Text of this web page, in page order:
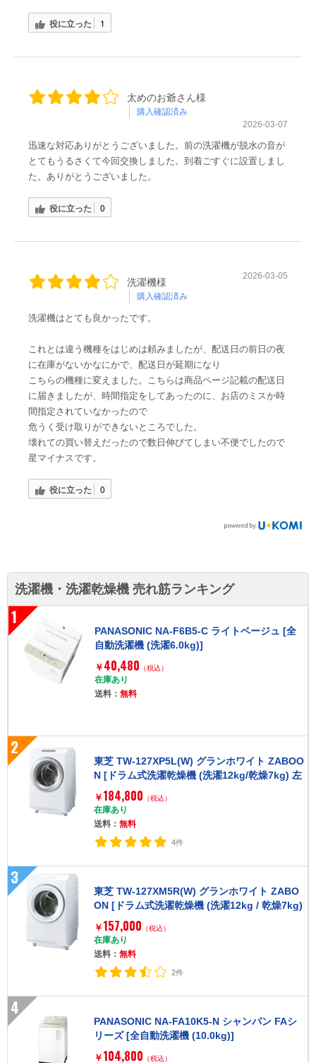
役に立った 1
太めのお爺さん様
購入確認済み
2026-03-07
迅速な対応ありがとうございました。前の洗濯機が脱水の音が
とてもうるさくて今回交換しました。到着ごすぐに設置しまし
た。ありがとうございました。
役に立った 0
洗濯機様
購入確認済み
2026-03-05
洗濯機はとても良かったです。
これとは違う機種をはじめは頼みましたが、配送日の前日の夜
に在庫がないかなにかで、配送日が延期になり
こちらの機種に変えました。こちらは商品ページ記載の配送日
に届きましたが、時間指定をしてあったのに、お店のミスか時
間指定されていなかったので
危うく受け取りができないところでした。
壊れての買い替えだったので数日伸びてしまい不便でしたので
星マイナスです。
役に立った 0
洗濯機・洗濯乾燥機 売れ筋ランキング
1
PANASONIC NA-F6B5-C ライトベージュ [全
自動洗濯機 (洗濯6.0kg)]
￥ 40,480 （税込）
在庫あり
送料：無料
2
東芝 TW-127XP5L(W) グランホワイト ZABOO
N [ドラム式洗濯乾燥機 (洗濯12kg/乾燥7kg) 左
開き]
￥ 184,800 （税込）
在庫あり
送料：無料
4件
3
東芝 TW-127XM5R(W) グランホワイト ZABO
ON [ドラム式洗濯乾燥機 (洗濯12kg / 乾燥7kg)
右開き]
￥ 157,000 （税込）
在庫あり
送料：無料
2件
4
PANASONIC NA-FA10K5-N シャンパン FAシ
リーズ [全自動洗濯機 (10.0kg)]
￥ 104,800 （税込）